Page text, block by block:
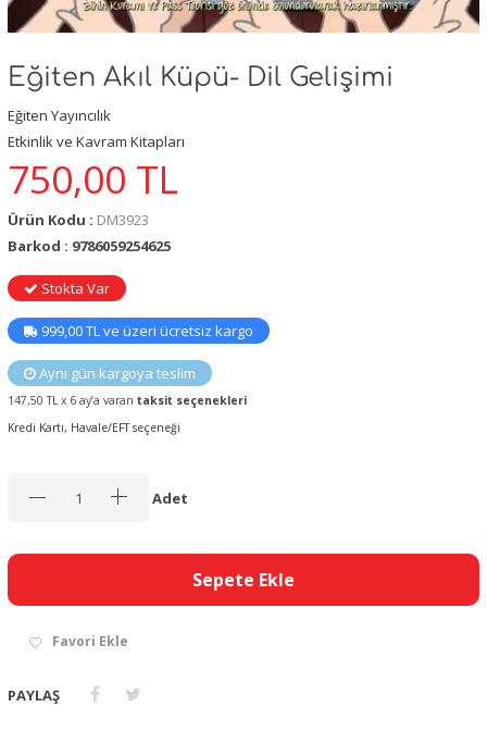
Eğiten Akıl Küpü- Dil Gelişimi
Eğiten Yayıncılık
Etkinlik ve Kavram Kitapları
750,00 TL
Ürün Kodu : DM3923
Barkod : 9786059254625
Stokta Var
999,00 TL ve üzeri ücretsiz kargo
Aynı gün kargoya teslim
147,50 TL x 6 ay’a varan taksit seçenekleri
Kredi Kartı, Havale/EFT seçeneği
Adet
Sepete Ekle
Favori Ekle
PAYLAŞ